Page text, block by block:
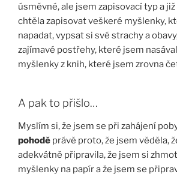
úsměvné, ale jsem zapisovací typ a
chtěla zapisovat veškeré myšlenky,
napadat, vypsat si své strachy a
zajímavé postřehy, které jsem
myšlenky z knih, které jsem zrovna
A pak to přišlo…
Myslím si, že jsem se při zahájení
pohodě právě proto, že jsem věděla,
adekvátně připravila, že jsem si
myšlenky na papír a že jsem se